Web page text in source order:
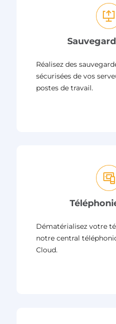
Réalisez des
sécurisées de vos
postes de travail.
Dématérialisez votre
notre central
Cloud.